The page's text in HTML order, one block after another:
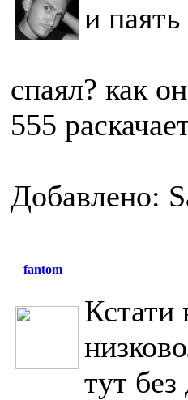
и
спаял? как
555
Добавлено:
fantom
Кстати
тут